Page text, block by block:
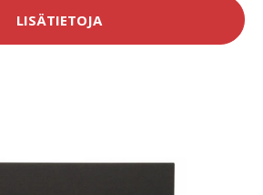
LISÄTIETOJA